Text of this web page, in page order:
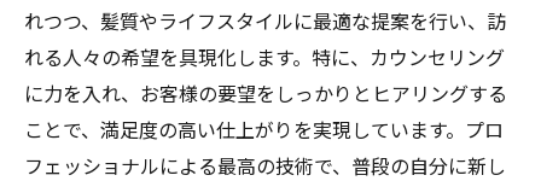
れつつ、髪質やライフスタイルに最適な提案を行い、訪
れる人々の希望を具現化します。特に、カウンセリング
に力を入れ、お客様の要望をしっかりとヒアリングする
ことで、満足度の高い仕上がりを実現しています。プロ
フェッショナルによる最高の技術で、普段の自分に新し